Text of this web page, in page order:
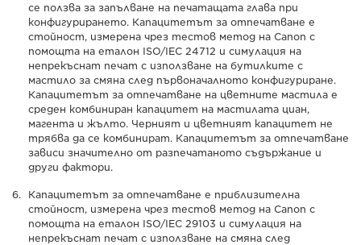
се ползва за запълване на печатащата глава при
конфигурирането. Капацитетът за отпечатване е
стойност, измерена чрез тестов метод на Canon с
помощта на еталон ISO/IEC 24712 и симулация на
непрекъснат печат с използване на бутилките с
мастило за смяна след първоначалното конфигуриране.
Капацитетът за отпечатване на цветните мастила е
среден комбиниран капацитет на мастилата циан,
магента и жълто. Черният и цветният капацитет не
трябва да се комбинират. Капацитетът за отпечатване
зависи значително от разпечатаното съдържание и
други фактори.
Капацитетът за отпечатване е приблизителна
стойност, измерена чрез тестов метод на Canon с
помощта на еталон ISO/IEC 29103 и симулация на
непрекъснат печат с използване на смяна след